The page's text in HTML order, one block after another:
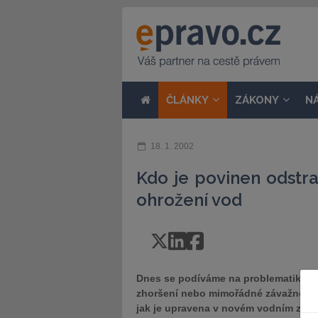
ČLÁNKY ZÁKONY
18. 1. 2002
Kdo je povinen
ohrožení vod
Dnes se podíváme na problematiku
zhoršení nebo mimořádné závažné
jak je upravena v novém vodním